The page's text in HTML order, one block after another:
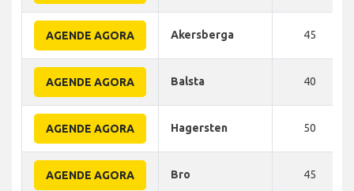
AGENDE AGORA Akersberga 45
AGENDE AGORA Balsta 40
AGENDE AGORA Hagersten 50
AGENDE AGORA Bro 45